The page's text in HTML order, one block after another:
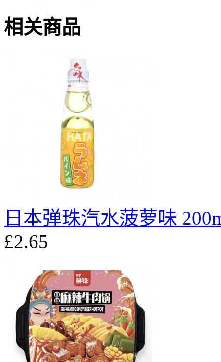
相关商品
日本弹珠汽水菠萝味
£2.65